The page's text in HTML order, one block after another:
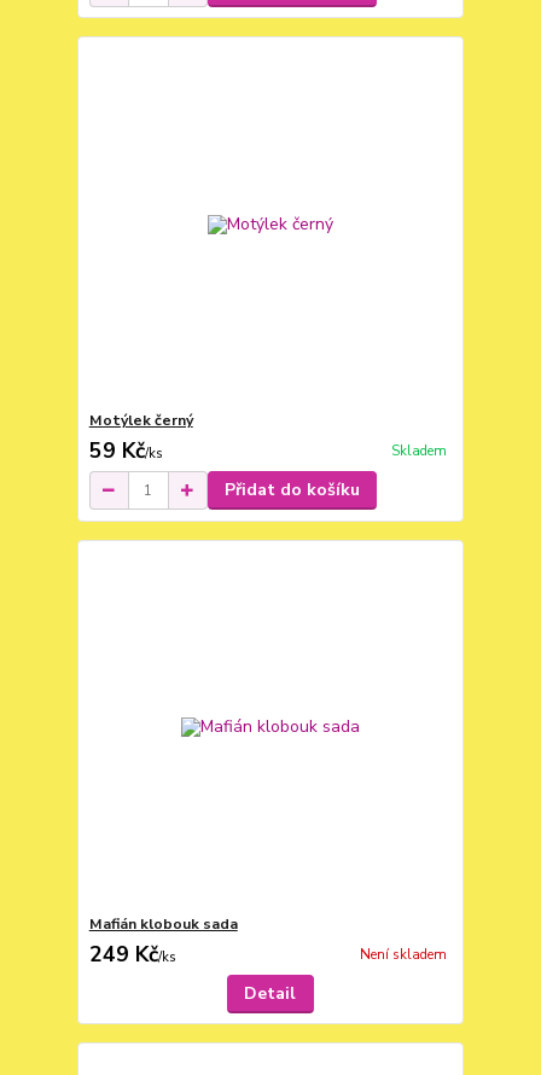
Motýlek černý
59 Kč/ks Skladem
Přidat do košíku
Mafián klobouk sada
249 Kč/ks Není skladem
Detail